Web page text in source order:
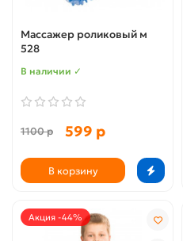
Массажер роликовый м
528
В наличии ✓
1100 р 599 р
В корзину
Акция -44%